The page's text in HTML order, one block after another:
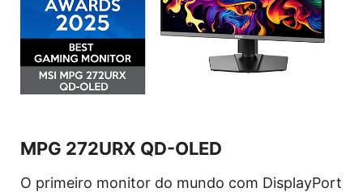
MPG 272URX QD-OLED
O primeiro monitor do mundo com DisplayPort